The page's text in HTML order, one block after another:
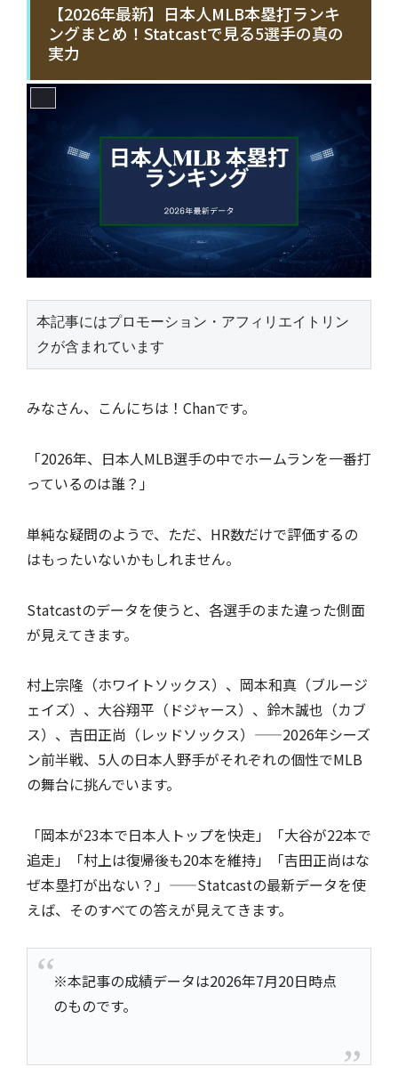
【2026年最新】日本人MLB本塁打ランキ
ングまとめ！Statcastで見る5選手の真の
実力
本記事にはプロモーション・アフィリエイトリン
クが含まれています
みなさん、こんにちは！Chanです。
「2026年、日本人MLB選手の中でホームランを一番打
っているのは誰？」
単純な疑問のようで、ただ、HR数だけで評価するの
はもったいないかもしれません。
Statcastのデータを使うと、各選手のまた違った側面
が見えてきます。
村上宗隆（ホワイトソックス）、岡本和真（ブルージ
ェイズ）、大谷翔平（ドジャース）、鈴木誠也（カブ
ス）、吉田正尚（レッドソックス）——2026年シーズ
ン前半戦、5人の日本人野手がそれぞれの個性でMLB
の舞台に挑んでいます。
「岡本が23本で日本人トップを快走」「大谷が22本で
追走」「村上は復帰後も20本を維持」「吉田正尚はな
ぜ本塁打が出ない？」——Statcastの最新データを使
えば、そのすべての答えが見えてきます。
※本記事の成績データは2026年7月20日時点
のものです。